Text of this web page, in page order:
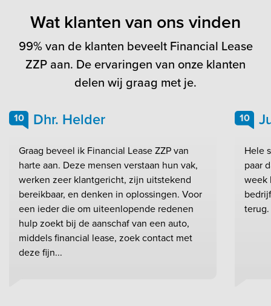
Wat klanten van ons vinden
99% van de klanten beveelt Financial Lease
ZZP aan. De ervaringen van onze klanten
delen wij graag met je.
10 Dhr. Helder
Graag beveel ik Financial Lease ZZP van
harte aan. Deze mensen verstaan hun vak,
werken zeer klantgericht, zijn uitstekend
bereikbaar, en denken in oplossingen. Voor
een ieder die om uiteenlopende redenen
hulp zoekt bij de aanschaf van een auto,
middels financial lease, zoek contact met
deze fijn...
10
Hele
paar
week
terug.